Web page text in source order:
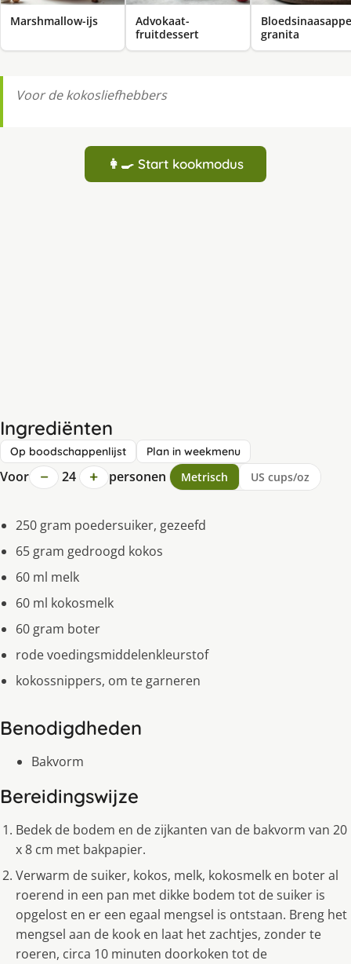
Marshmallow-ijs
Advokaat-
fruitdessert
granita
Voor de kokosliefhebbers
👩‍🍳 Start kookmodus
Ingrediënten
Op boodschappenlijst Plan in weekmenu
Voor − 24 + personen Metrisch US cups/oz
250 gram poedersuiker, gezeefd
65 gram gedroogd kokos
60 ml melk
60 ml kokosmelk
60 gram boter
rode voedingsmiddelenkleurstof
kokossnippers, om te garneren
Benodigdheden
Bakvorm
Bereidingswijze
Bedek de bodem en de zijkanten van de bakvorm van 20
x 8 cm met bakpapier.
Verwarm de suiker, kokos, melk, kokosmelk en boter al
roerend in een pan met dikke bodem tot de suiker is
opgelost en er een egaal mengsel is ontstaan. Breng het
mengsel aan de kook en laat het zachtjes, zonder te
roeren, circa 10 minuten doorkoken tot de